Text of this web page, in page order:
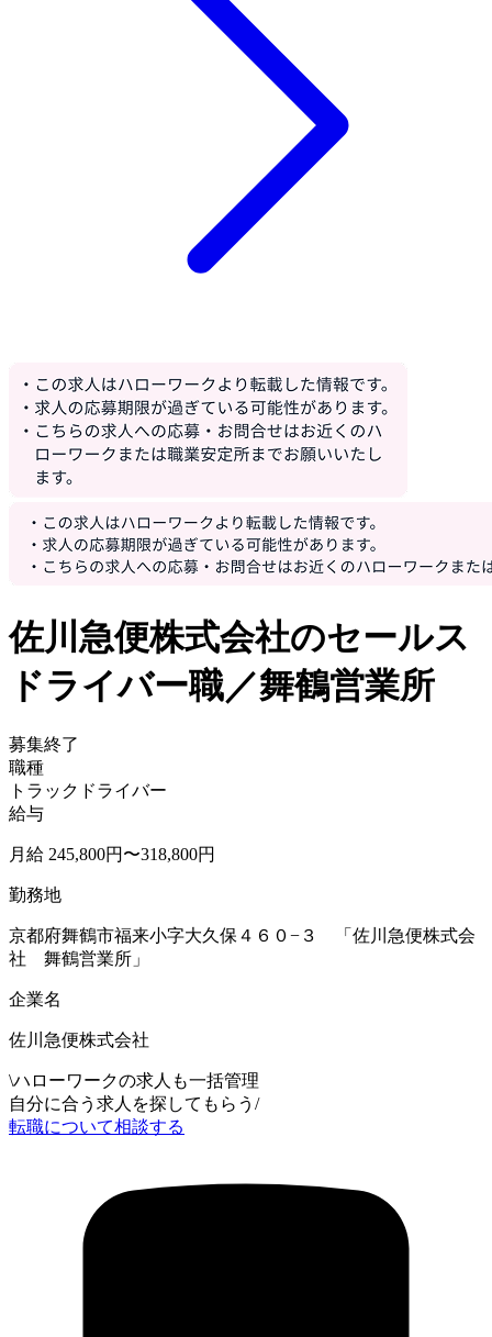
佐川急便株式会社のセールス
ドライバー職／舞鶴営業所
募集終了
職種
トラックドライバー
給与
月給 245,800円〜318,800円
勤務地
京都府舞鶴市福来小字大久保４６０−３ 「佐川急便株式会
社 舞鶴営業所」
企業名
佐川急便株式会社
\ハローワークの求人も一括管理
自分に合う求人を探してもらう /
転職について相談する